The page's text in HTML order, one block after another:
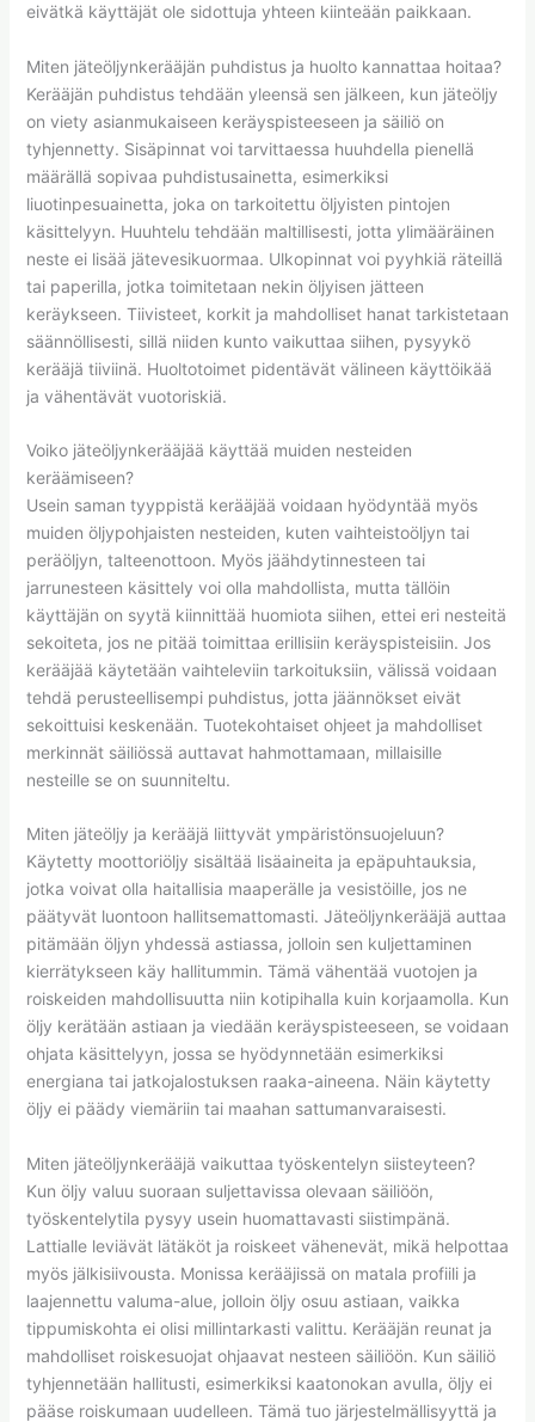
eivätkä käyttäjät ole sidottuja yhteen kiinteään paikkaan.
Miten jäteöljynkerääjän puhdistus ja huolto kannattaa hoitaa?
Kerääjän puhdistus tehdään yleensä sen jälkeen, kun jäteöljy
on viety asianmukaiseen keräyspisteeseen ja säiliö on
tyhjennetty. Sisäpinnat voi tarvittaessa huuhdella pienellä
määrällä sopivaa puhdistusainetta, esimerkiksi
liuotinpesuainetta, joka on tarkoitettu öljyisten pintojen
käsittelyyn. Huuhtelu tehdään maltillisesti, jotta ylimääräinen
neste ei lisää jätevesikuormaa. Ulkopinnat voi pyyhkiä räteillä
tai paperilla, jotka toimitetaan nekin öljyisen jätteen
keräykseen. Tiivisteet, korkit ja mahdolliset hanat tarkistetaan
säännöllisesti, sillä niiden kunto vaikuttaa siihen, pysyykö
kerääjä tiiviinä. Huoltotoimet pidentävät välineen käyttöikää
ja vähentävät vuotoriskiä.
Voiko jäteöljynkerääjää käyttää muiden nesteiden
keräämiseen?
Usein saman tyyppistä kerääjää voidaan hyödyntää myös
muiden öljypohjaisten nesteiden, kuten vaihteistoöljyn tai
peräöljyn, talteenottoon. Myös jäähdytinnesteen tai
jarrunesteen käsittely voi olla mahdollista, mutta tällöin
käyttäjän on syytä kiinnittää huomiota siihen, ettei eri nesteitä
sekoiteta, jos ne pitää toimittaa erillisiin keräyspisteisiin. Jos
kerääjää käytetään vaihteleviin tarkoituksiin, välissä voidaan
tehdä perusteellisempi puhdistus, jotta jäännökset eivät
sekoittuisi keskenään. Tuotekohtaiset ohjeet ja mahdolliset
merkinnät säiliössä auttavat hahmottamaan, millaisille
nesteille se on suunniteltu.
Miten jäteöljy ja kerääjä liittyvät ympäristönsuojeluun?
Käytetty moottoriöljy sisältää lisäaineita ja epäpuhtauksia,
jotka voivat olla haitallisia maaperälle ja vesistöille, jos ne
päätyvät luontoon hallitsemattomasti. Jäteöljynkerääjä auttaa
pitämään öljyn yhdessä astiassa, jolloin sen kuljettaminen
kierrätykseen käy hallitummin. Tämä vähentää vuotojen ja
roiskeiden mahdollisuutta niin kotipihalla kuin korjaamolla. Kun
öljy kerätään astiaan ja viedään keräyspisteeseen, se voidaan
ohjata käsittelyyn, jossa se hyödynnetään esimerkiksi
energiana tai jatkojalostuksen raaka-aineena. Näin käytetty
öljy ei päädy viemäriin tai maahan sattumanvaraisesti.
Miten jäteöljynkerääjä vaikuttaa työskentelyn siisteyteen?
Kun öljy valuu suoraan suljettavissa olevaan säiliöön,
työskentelytila pysyy usein huomattavasti siistimpänä.
Lattialle leviävät lätäköt ja roiskeet vähenevät, mikä helpottaa
myös jälkisiivousta. Monissa kerääjissä on matala profiili ja
laajennettu valuma-alue, jolloin öljy osuu astiaan, vaikka
tippumiskohta ei olisi millintarkasti valittu. Kerääjän reunat ja
mahdolliset roiskesuojat ohjaavat nesteen säiliöön. Kun säiliö
tyhjennetään hallitusti, esimerkiksi kaatonokan avulla, öljy ei
pääse roiskumaan uudelleen. Tämä tuo järjestelmällisyyttä ja